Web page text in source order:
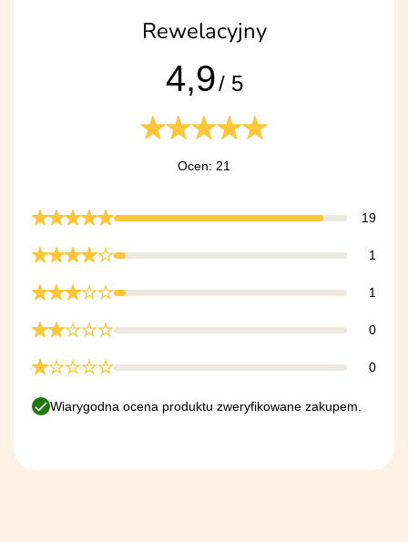
Rewelacyjny
4,9/ 5
Ocen: 21
19
1
1
0
0
Wiarygodna ocena produktu zweryfikowane zakupem.